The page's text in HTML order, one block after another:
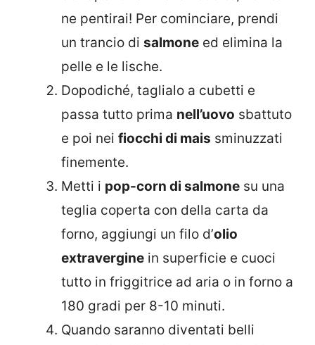
ne pentirai! Per cominciare, prendi
un trancio di salmone ed elimina la
pelle e le lische.
Dopodiché, taglialo a cubetti e
passa tutto prima nell’uovo sbattuto
e poi nei fiocchi di mais sminuzzati
finemente.
Metti i pop-corn di salmone su una
teglia coperta con della carta da
forno, aggiungi un filo d’olio
extravergine in superficie e cuoci
tutto in friggitrice ad aria o in forno a
180 gradi per 8-10 minuti.
Quando saranno diventati belli